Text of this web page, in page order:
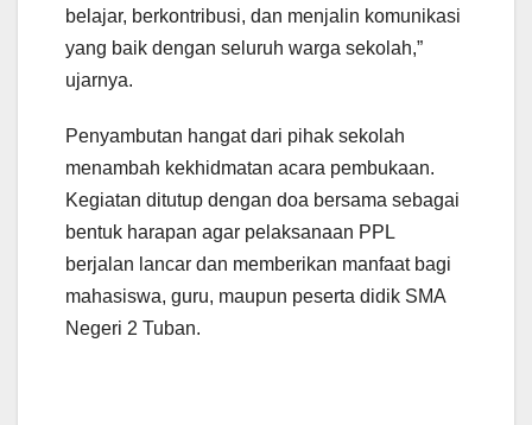
belajar, berkontribusi, dan menjalin komunikasi
yang baik dengan seluruh warga sekolah,”
ujarnya.
Penyambutan hangat dari pihak sekolah
menambah kekhidmatan acara pembukaan.
Kegiatan ditutup dengan doa bersama sebagai
bentuk harapan agar pelaksanaan PPL
berjalan lancar dan memberikan manfaat bagi
mahasiswa, guru, maupun peserta didik SMA
Negeri 2 Tuban.